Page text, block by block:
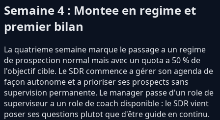
Semaine 4 : Montee en regime et
premier bilan
La quatrieme semaine marque le passage a un regime
de prospection normal mais avec un quota a 50 % de
l'objectif cible. Le SDR commence a gérer son agenda de
façon autonome et a prioriser ses prospects sans
supervision permanente. Le manager passe d'un role de
superviseur a un role de coach disponible : le SDR vient
poser ses questions plutot que d'être guide en continu.